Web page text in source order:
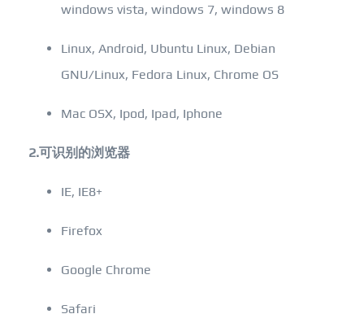
windows vista, windows 7, windows 8
Linux, Android, Ubuntu Linux, Debian
GNU/Linux, Fedora Linux, Chrome OS
Mac OSX, Ipod, Ipad, Iphone
2.可识别的浏览器
IE, IE8+
Firefox
Google Chrome
Safari